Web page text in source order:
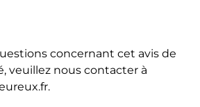
concernant cet avis de
veuillez nous contacter à
.